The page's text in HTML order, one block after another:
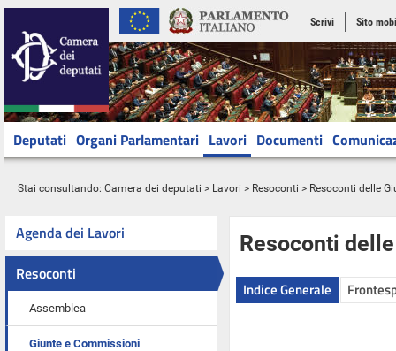
Scrivi Sito
Deputati Organi Parlamentari Lavori Documenti
Stai consultando: Camera dei deputati > Lavori > Resoconti > Resoconti delle
Agenda dei Lavori
Resoconti
Assemblea
Giunte e Commissioni
Resoconti
Indice Generale